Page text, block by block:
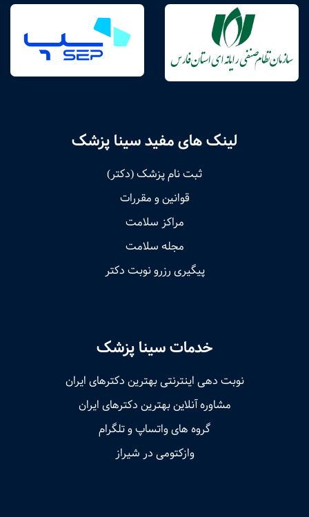
لینک های مفید سینا پزشک
ثبت نام پزشک (دکتر)
قوانین و مقررات
مراکز سلامت
مجله سلامت
پیگیری رزرو نوبت دکتر
خدمات سینا پزشک
نوبت‌ دهی اینترنتی بهترین دکترهای ایران
مشاوره آنلاین بهترین دکترهای ایران
گروه های واتساپ و تلگرام
وازکتومی در شیراز